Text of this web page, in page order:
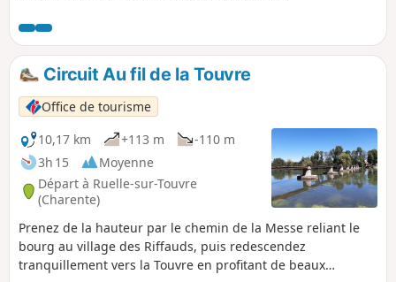
Circuit Au fil de la Touvre
Office de tourisme
10,17 km
+113 m
-110 m
3h 15
Moyenne
Départ à Ruelle-sur-Touvre
(Charente)
Prenez de la hauteur par le chemin de la Messe reliant le
bourg au village des Riffauds, puis redescendez
tranquillement vers la Touvre en profitant de beaux